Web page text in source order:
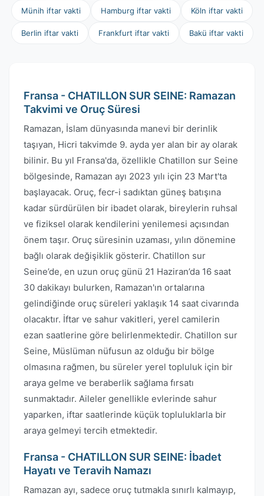
Münih iftar vakti Hamburg iftar vakti Köln iftar vakti
Berlin iftar vakti Frankfurt iftar vakti Bakü iftar vakti
Fransa - CHATILLON SUR SEINE: Ramazan
Takvimi ve Oruç Süresi
Ramazan, İslam dünyasında manevi bir derinlik
taşıyan, Hicri takvimde 9. ayda yer alan bir ay olarak
bilinir. Bu yıl Fransa'da, özellikle Chatillon sur Seine
bölgesinde, Ramazan ayı 2023 yılı için 23 Mart'ta
başlayacak. Oruç, fecr-i sadıktan güneş batışına
kadar sürdürülen bir ibadet olarak, bireylerin ruhsal
ve fiziksel olarak kendilerini yenilemesi açısından
önem taşır. Oruç süresinin uzaması, yılın dönemine
bağlı olarak değişiklik gösterir. Chatillon sur
Seine’de, en uzun oruç günü 21 Haziran’da 16 saat
30 dakikayı bulurken, Ramazan'ın ortalarına
gelindiğinde oruç süreleri yaklaşık 14 saat civarında
olacaktır. İftar ve sahur vakitleri, yerel camilerin
ezan saatlerine göre belirlenmektedir. Chatillon sur
Seine, Müslüman nüfusun az olduğu bir bölge
olmasına rağmen, bu süreler yerel topluluk için bir
araya gelme ve beraberlik sağlama fırsatı
sunmaktadır. Aileler genellikle evlerinde sahur
yaparken, iftar saatlerinde küçük topluluklarla bir
araya gelmeyi tercih etmektedir.
Fransa - CHATILLON SUR SEINE: İbadet
Hayatı ve Teravih Namazı
Ramazan ayı, sadece oruç tutmakla sınırlı kalmayıp,